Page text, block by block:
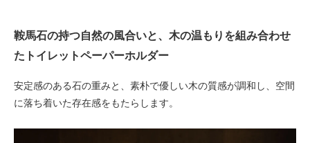
鞍馬石の持つ自然の風合いと、木の温もりを組み合わせ
たトイレットペーパーホルダー
安定感のある石の重みと、素朴で優しい木の質感が調和し、空間
に落ち着いた存在感をもたらします。